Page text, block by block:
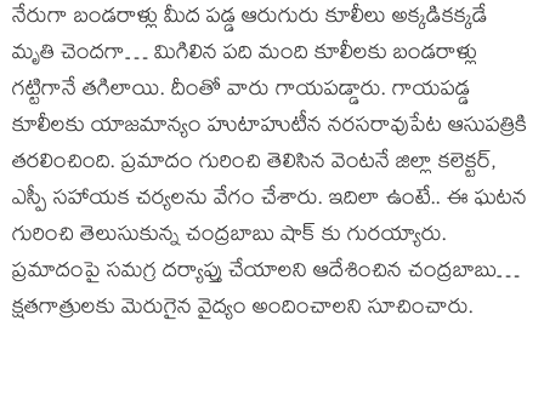
నేరుగా బండరాళ్లు మీద పడ్డ ఆరుగురు కూలీలు అక్కడికక్కడే
మృతి చెందగా… మిగిలిన పది మంది కూలీలకు బండరాళ్లు
గట్టిగానే తగిలాయి. దీంతో వారు గాయపడ్డారు. గాయపడ్డ
కూలీలకు యాజమాన్యం హుటాహుటీన నరసరావుపేట ఆసుపత్రికి
తరలించింది. ప్రమాదం గురించి తెలిసిన వెంటనే జిల్లా కలెక్టర్,
ఎస్పీ సహాయక చర్యలను వేగం చేశారు. ఇదిలా ఉంటే.. ఈ ఘటన
గురించి తెలుసుకున్న చంద్రబాబు షాక్ కు గురయ్యారు.
ప్రమాదంపై సమగ్ర దర్యాప్తు చేయాలని ఆదేశించిన చంద్రబాబు…
క్షతగాత్రులకు మెరుగైన వైద్యం అందించాలని సూచించారు.